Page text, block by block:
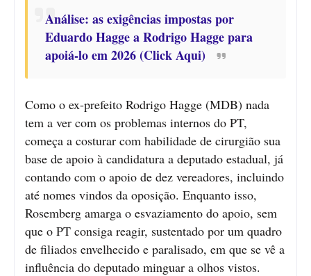
Análise: as exigências impostas por
Eduardo Hagge a Rodrigo Hagge para
apoiá-lo em 2026 (Click Aqui)
Como o ex-prefeito Rodrigo Hagge (MDB) nada
tem a ver com os problemas internos do PT,
começa a costurar com habilidade de cirurgião sua
base de apoio à candidatura a deputado estadual, já
contando com o apoio de dez vereadores, incluindo
até nomes vindos da oposição. Enquanto isso,
Rosemberg amarga o esvaziamento do apoio, sem
que o PT consiga reagir, sustentado por um quadro
de filiados envelhecido e paralisado, em que se vê a
influência do deputado minguar a olhos vistos.